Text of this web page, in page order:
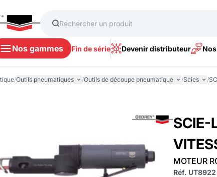
Nos gammes Fin de série Devenir distributeur
/Outils pneumatiques /Outils de découpe pneumatique /Scies /
SCIE-
MOTEUR
Réf. UT8922